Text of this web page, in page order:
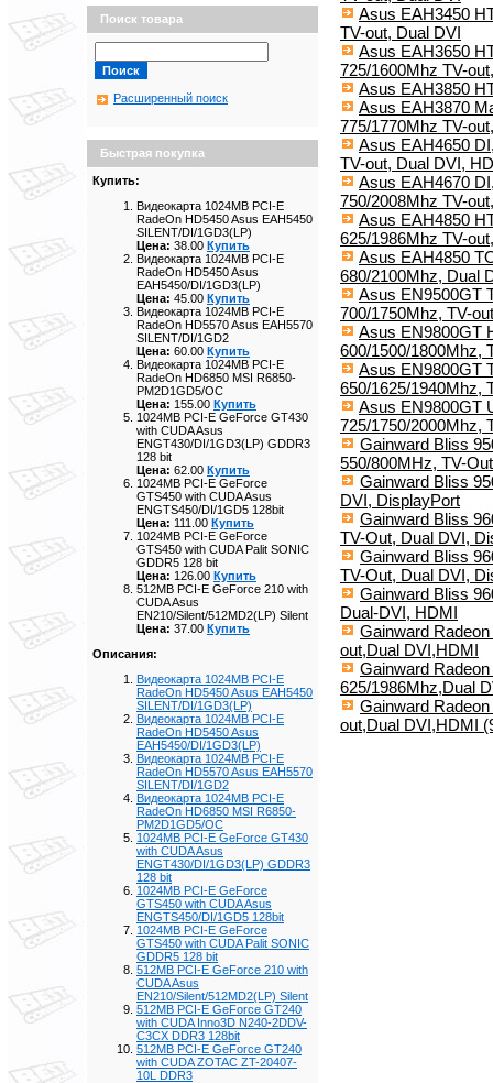
Поиск товара
Расширенный поиск
Быстрая покупка
Купить:
Видеокарта 1024MB PCI-E
RadeOn HD5450 Asus EAH5450
SILENT/DI/1GD3(LP)
Цена: 38.00 Купить
Видеокарта 1024MB PCI-E
RadeOn HD5450 Asus
EAH5450/DI/1GD3(LP)
Цена: 45.00 Купить
Видеокарта 1024MB PCI-E
RadeOn HD5570 Asus EAH5570
SILENT/DI/1GD2
Цена: 60.00 Купить
Видеокарта 1024MB PCI-E
RadeOn HD6850 MSI R6850-
PM2D1GD5/OC
Цена: 155.00 Купить
1024MB PCI-E GeForce GT430
with CUDA Asus
ENGT430/DI/1GD3(LP) GDDR3
128 bit
Цена: 62.00 Купить
1024MB PCI-E GeForce
GTS450 with CUDA Asus
ENGTS450/DI/1GD5 128bit
Цена: 111.00 Купить
1024MB PCI-E GeForce
GTS450 with CUDA Palit SONIC
GDDR5 128 bit
Цена: 126.00 Купить
512MB PCI-E GeForce 210 with
CUDA Asus
EN210/Silent/512MD2(LP) Silent
Цена: 37.00 Купить
Описания:
Видеокарта 1024MB PCI-E
RadeOn HD5450 Asus EAH5450
SILENT/DI/1GD3(LP)
Видеокарта 1024MB PCI-E
RadeOn HD5450 Asus
EAH5450/DI/1GD3(LP)
Видеокарта 1024MB PCI-E
RadeOn HD5570 Asus EAH5570
SILENT/DI/1GD2
Видеокарта 1024MB PCI-E
RadeOn HD6850 MSI R6850-
PM2D1GD5/OC
1024MB PCI-E GeForce GT430
with CUDA Asus
ENGT430/DI/1GD3(LP) GDDR3
128 bit
1024MB PCI-E GeForce
GTS450 with CUDA Asus
ENGTS450/DI/1GD5 128bit
1024MB PCI-E GeForce
GTS450 with CUDA Palit SONIC
GDDR5 128 bit
512MB PCI-E GeForce 210 with
CUDA Asus
EN210/Silent/512MD2(LP) Silent
512MB PCI-E GeForce GT240
with CUDA Inno3D N240-2DDV-
C3CX DDR3 128bit
512MB PCI-E GeForce GT240
with CUDA ZOTAC ZT-20407-
10L DDR3
Asus EAH3450
TV-out, Dual DVI
Asus EAH3650
725/1600Mhz TV-
Asus EAH3850
Asus EAH3870
775/1770Mhz TV-
Asus EAH4650
TV-out, Dual DVI,
Asus EAH4670
750/2008Mhz TV-
Asus EAH4850
625/1986Mhz TV-
Asus EAH4850
680/2100Mhz, Dual
Asus EN9500GT
700/1750Mhz, TV-
Asus EN9800GT
600/1500/1800Mhz,
Asus EN9800GT
650/1625/1940Mhz,
Asus EN9800GT
725/1750/2000Mhz,
Gainward Bliss
550/800MHz, TV-
Gainward Bliss
DVI, DisplayPort
Gainward Bliss
TV-Out, Dual DVI,
Gainward Bliss
TV-Out, Dual DVI,
Gainward Bliss
Dual-DVI, HDMI
Gainward
out,Dual DVI,HDMI
Gainward
625/1986Mhz,Dual
Gainward
out,Dual DVI,HDMI